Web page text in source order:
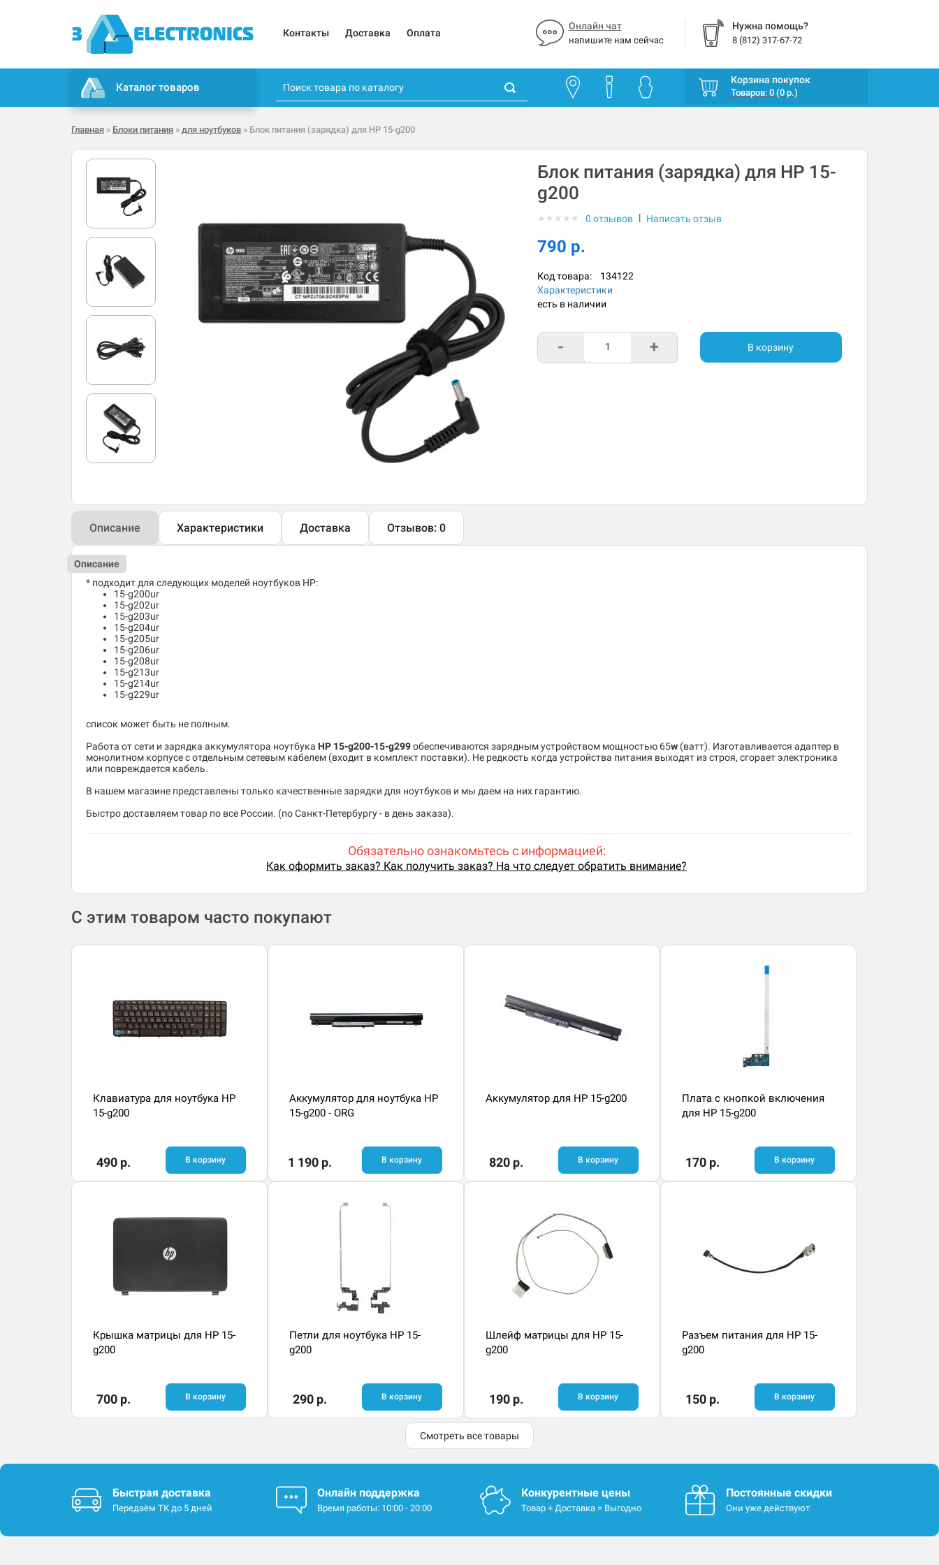
Контакты Доставка Оплата
Онлайн чат
напишите нам сейчас
Нужна помощь?
8 (812) 317-67-72
Каталог товаров
Корзина покупок
Товаров: 0 (0 р.)
Главная » Блоки питания » для ноутбуков » Блок питания (зарядка) для HP 15-g200
Блок питания (зарядка) для HP 15-
g200
★ ★ ★ ★ ★ 0 отзывов | Написать отзыв
790 р.
Код товара: 134122
Характеристики
есть в наличии
- + В корзину
Описание Характеристики Доставка Отзывов: 0
Описание
* подходит для следующих моделей ноутбуков HP:
15-g200ur
15-g202ur
15-g203ur
15-g204ur
15-g205ur
15-g206ur
15-g208ur
15-g213ur
15-g214ur
15-g229ur
список может быть не полным.
Работа от сети и зарядка аккумулятора ноутбука HP 15-g200-15-g299обеспечиваются зарядным устройством мощностью 65w (ватт). Изготавливается адаптер в
монолитном корпусе с отдельным сетевым кабелем (входит в комплект поставки). Не редкость когда устройства питания выходят из строя, сгорает электроника
или повреждается кабель.
В нашем магазине представлены только качественные зарядки для ноутбуков и мы даем на них гарантию.
Быстро доставляем товар по все России. (по Санкт-Петербургу - в день заказа).
Обязательно ознакомьтесь с информацией:
Как оформить заказ? Как получить заказ? На что следует обратить внимание?
С этим товаром часто покупают
Клавиатура для ноутбука HP
15-g200
490 р. В корзину
Аккумулятор для ноутбука HP
15-g200 - ORG
1 190 р. В корзину
Аккумулятор для HP 15-g200
820 р. В корзину
Плата с кнопкой включения
для HP 15-g200
170 р. В корзину
Крышка матрицы для HP 15-
g200
700 р. В корзину
Петли для ноутбука HP 15-
g200
290 р. В корзину
Шлейф матрицы для HP 15-
g200
190 р. В корзину
Разъем питания для HP 15-
g200
150 р. В корзину
Смотреть все товары
Быстрая доставка
Передаём ТК до 5 дней
Онлайн поддержка
Время работы: 10:00 - 20:00
Конкурентные цены
Товар + Доставка = Выгодно
Постоянные скидки
Они уже действуют